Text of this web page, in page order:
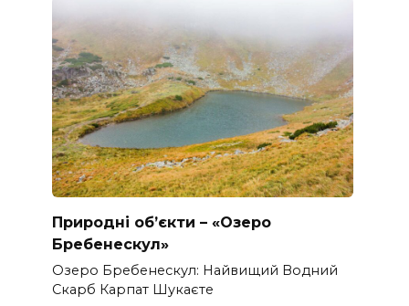
Природні об’єкти – «Озеро
Бребенескул»
Озеро Бребенескул: Найвищий Водний
Скарб Карпат Шукаєте